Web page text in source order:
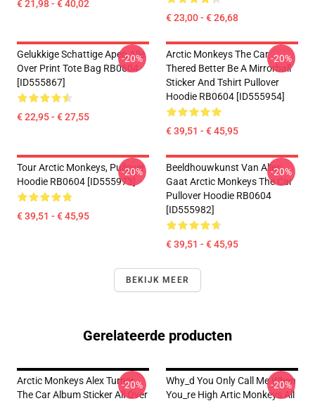
€ 21,98 - € 40,02
€ 23,00 - € 26,68
Gelukkige Schattige Apen Alle
Over Print Tote Bag RB0604
[ID555867]
€ 22,95 - € 27,55
-20%
Arctic Monkeys The Car
Thered Better Be A Mirrorball
Sticker And Tshirt Pullover
Hoodie RB0604 [ID555954]
€ 39,51 - € 45,95
-20%
Tour Arctic Monkeys, Pullover
Hoodie RB0604 [ID555973]
€ 39,51 - € 45,95
-20%
Beeldhouwkunst Van Alles
Gaat Arctic Monkeys The Car
Pullover Hoodie RB0604
[ID555982]
€ 39,51 - € 45,95
-20%
BEKIJK MEER
Gerelateerde producten
Arctic Monkeys Alex Turner
The Car Album Sticker All Over
-20%
Why_d You Only Call Me When
You_re High Artic Monkeys All
-20%